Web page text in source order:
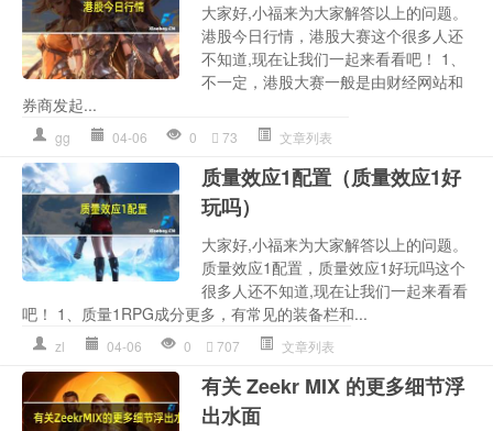
大家好,小福来为大家解答以上的问题。
港股今日行情，港股大赛这个很多人还
不知道,现在让我们一起来看看吧！ 1、
不一定，港股大赛一般是由财经网站和
券商发起...
gg 04-06 0 73 文章列表
质量效应1配置（质量效应1好
玩吗）
大家好,小福来为大家解答以上的问题。
质量效应1配置，质量效应1好玩吗这个
很多人还不知道,现在让我们一起来看看
吧！ 1、质量1RPG成分更多，有常见的装备栏和...
zl 04-06 0 707 文章列表
有关 Zeekr MIX 的更多细节浮
出水面